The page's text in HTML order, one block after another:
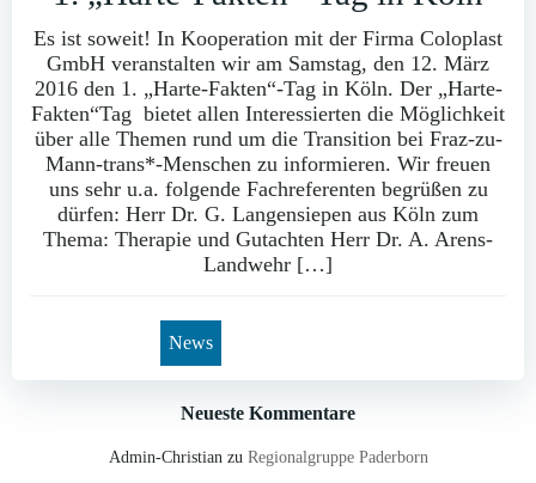
Es ist soweit! In Kooperation mit der Firma Coloplast
GmbH veranstalten wir am Samstag, den 12. März
2016 den 1. „Harte-Fakten“-Tag in Köln. Der „Harte-
Fakten“Tag bietet allen Interessierten die Möglichkeit
über alle Themen rund um die Transition bei Fraz-zu-
Mann-trans*-Menschen zu informieren. Wir freuen
uns sehr u.a. folgende Fachreferenten begrüßen zu
dürfen: Herr Dr. G. Langensiepen aus Köln zum
Thema: Therapie und Gutachten Herr Dr. A. Arens-
Landwehr […]
News
Neueste Kommentare
Admin-Christianzu Regionalgruppe Paderborn